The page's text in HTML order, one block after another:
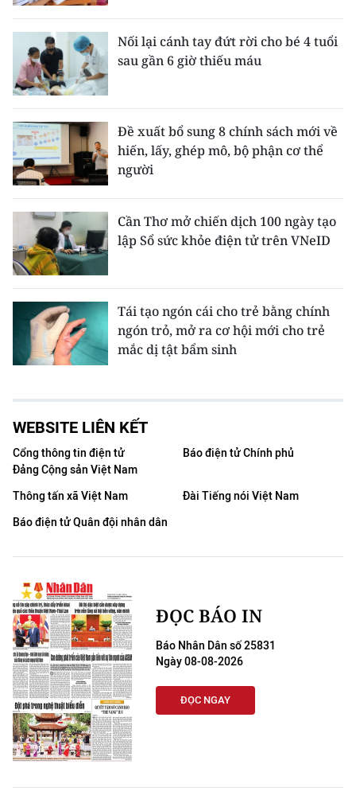
Nối lại cánh tay đứt rời cho bé 4 tuổi
sau gần 6 giờ thiếu máu
Đề xuất bổ sung 8 chính sách mới về
hiến, lấy, ghép mô, bộ phận cơ thể
người
Cần Thơ mở chiến dịch 100 ngày tạo
lập Sổ sức khỏe điện tử trên VNeID
Tái tạo ngón cái cho trẻ bằng chính
ngón trỏ, mở ra cơ hội mới cho trẻ
mắc dị tật bẩm sinh
WEBSITE LIÊN KẾT
Cổng thông tin điện tử
Đảng Cộng sản Việt Nam
Báo điện tử Chính phủ
Thông tấn xã Việt Nam
Đài Tiếng nói Việt Nam
Báo điện tử Quân đội nhân dân
ĐỌC BÁO IN
Báo Nhân Dân số 25831
Ngày 08-08-2026
ĐỌC NGAY